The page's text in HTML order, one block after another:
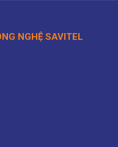
NGHỆ SAVITEL